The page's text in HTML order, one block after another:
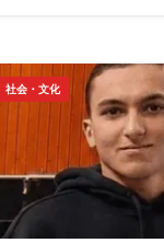
社会・文化